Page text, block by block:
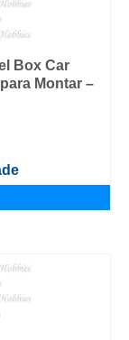
Box Car
Montar –